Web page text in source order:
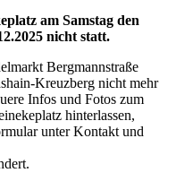
am Samstag den
nicht statt.
Bergmannstraße
Kreuzberg nicht mehr
Infos und Fotos zum
hinterlassen,
unter Kontakt und